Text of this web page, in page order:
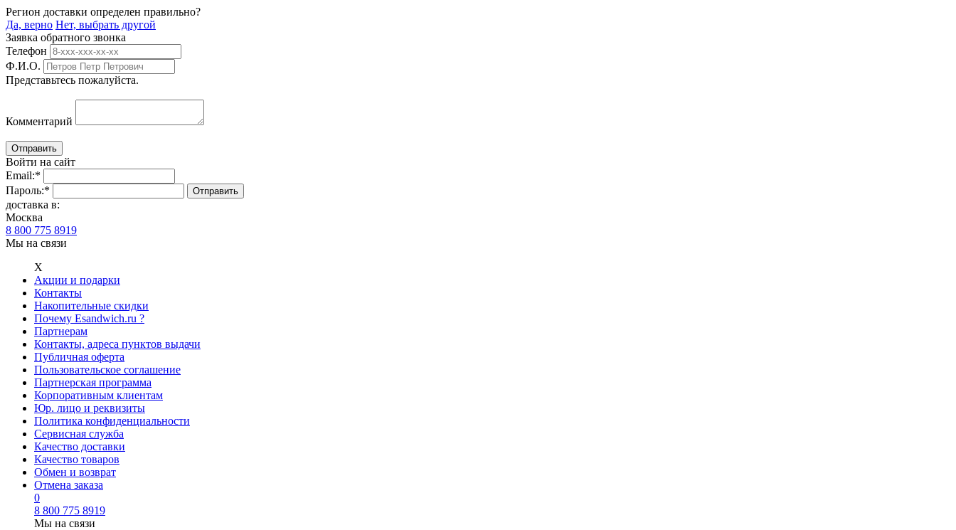
Регион доставки определен правильно?
Да, верно Нет, выбрать другой
Заявка обратного звонка
Телефон
Ф.И.О.
Представьтесь пожалуйста.
Комментарий
Войти на сайт
Email:*
Пароль:*
доставка в:
Москва
8 800 775 8919
Мы на связи
Х
Акции и подарки
Контакты
Накопительные скидки
Почему Esandwich.ru ?
Партнерам
Контакты, адреса пунктов выдачи
Публичная оферта
Пользовательское соглашение
Партнерская программа
Корпоративным клиентам
Юр. лицо и реквизиты
Политика конфиденциальности
Сервисная служба
Качество доставки
Качество товаров
Обмен и возврат
Отмена заказа
0
8 800 775 8919
Мы на связи